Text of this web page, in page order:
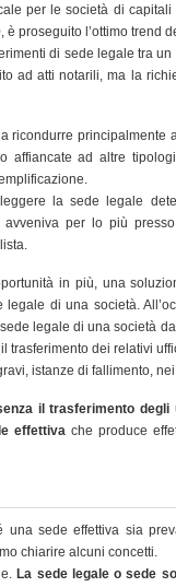
per le società di
proseguito l’ottimo trend
di sede legale tra
ad atti notarili, ma la
ricondurre
ad altre
la sede legale
per lo più presso
in più, una
di una società.
legale di una società
dei relativi
istanze di fallimento,
il trasferimento
effettivache produce
una sede effettiva sia
chiarire alcuni concetti.
La sede legale o sede